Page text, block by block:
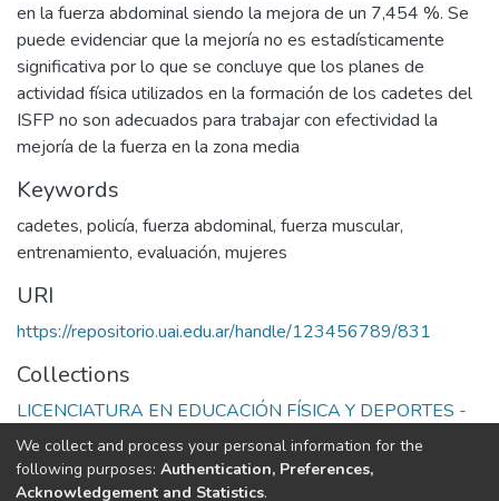
en la fuerza abdominal siendo la mejora de un 7,454 %. Se
puede evidenciar que la mejoría no es estadísticamente
significativa por lo que se concluye que los planes de
actividad física utilizados en la formación de los cadetes del
ISFP no son adecuados para trabajar con efectividad la
mejoría de la fuerza en la zona media
Keywords
cadetes, policía, fuerza abdominal, fuerza muscular,
entrenamiento, evaluación, mujeres
URI
https://repositorio.uai.edu.ar/handle/123456789/831
Collections
LICENCIATURA EN EDUCACIÓN FÍSICA Y DEPORTES -
CICLO DE LICENCIATURA
Full item page
We collect and process your personal information for the
following purposes: Authentication, Preferences,
Acknowledgement and Statistics.